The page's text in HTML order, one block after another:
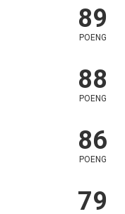
89
POENG
88
POENG
86
POENG
79